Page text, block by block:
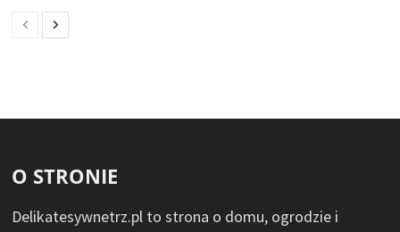
O STRONIE
Delikatesywnetrz.pl to strona o domu, ogrodzie i